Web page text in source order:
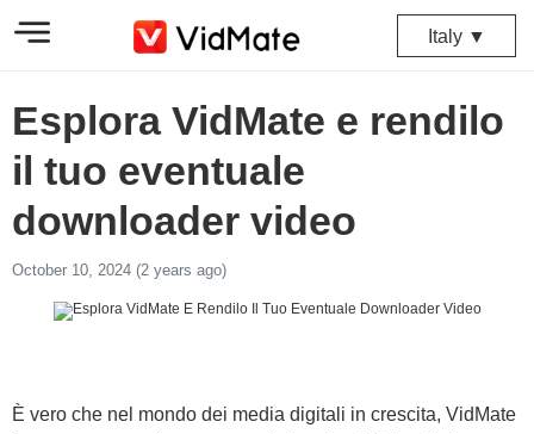
Italy ▼
Esplora VidMate e rendilo
il tuo eventuale
downloader video
October 10, 2024 (2 years ago)
È vero che nel mondo dei media digitali in crescita, VidMate